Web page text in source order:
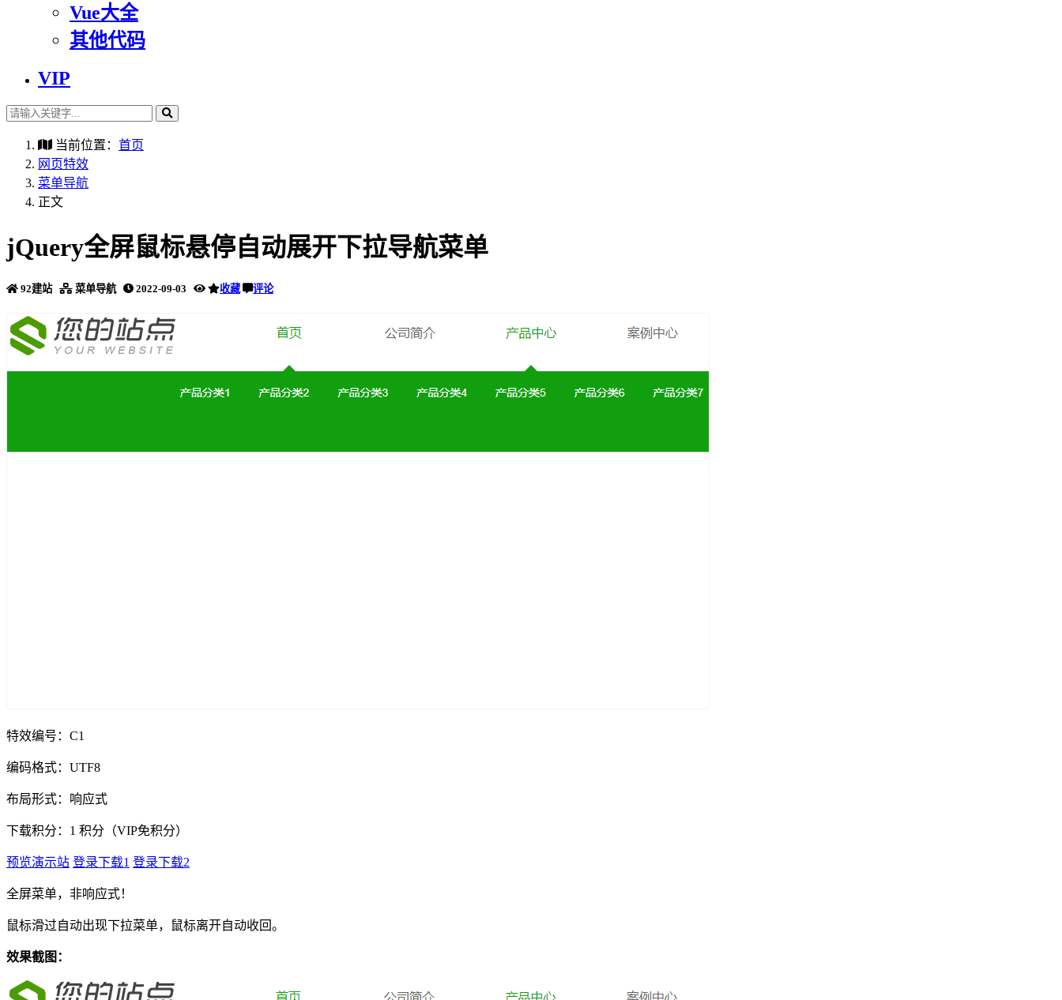
Vue大全
其他代码
VIP
当前位置： 首页
网页特效
菜单导航
正文
jQuery全屏鼠标悬停自动展开下拉导航菜单
92建站 菜单导航 2022-09-03 收藏 评论
特效编号：C1
编码格式：UTF8
布局形式：响应式
下载积分： 1 积分（VIP免积分）
预览演示站 登录下载1 登录下载2
全屏菜单，非响应式！
鼠标滑过自动出现下拉菜单，鼠标离开自动收回。
效果截图：